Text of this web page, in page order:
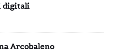
digitali
Arcobaleno